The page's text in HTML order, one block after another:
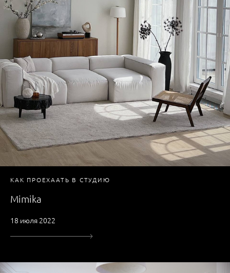
КАК ПРОЕХААТЬ В СТУДИЮ
Mimika
18 июля 2022